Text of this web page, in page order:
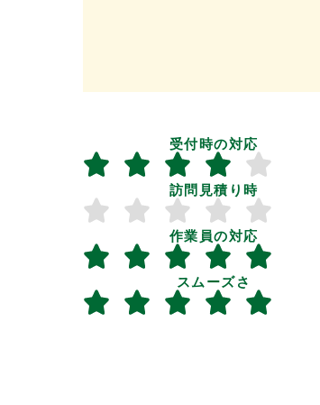
受付時の対応
訪問見積り時
作業員の対応
スムーズさ